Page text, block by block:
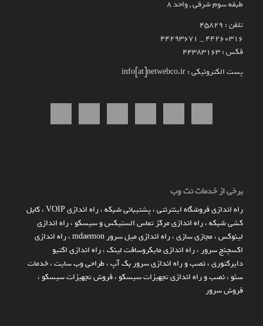
طبقه سوم شرقی , واحد ۸
تلفن : 45829
۴۴۲۶۰۳۱۶ _ 44293671
فکس : 44383163
پست الکترونیکی : info[at]netwebco.ir
برخی از خدمات نت وب
راه اندازي فروشگاه اينترنتي،پشتیبانی شبکه،راه اندازی VOIP ،کابل
کشی شبکه،راه اندازی مرکز تماس الستیکس و سیسکو،راه اندازی
لینوکس،مجازی سازی،راه اندازی میل سرور mdaemon ،راه اندازی
اکسچنج سرور،راه اندازی مایکروسافت لینک،راه اندازی اکتیو
دایرکتوری،نصب و راه اندازی سرور بک آپ،طراحی وب سایت،خدمات
سئو،نصب و راه اندازی تجهیزات سیسکو،فروش تجهیزات سیسکو،
فروش سرور